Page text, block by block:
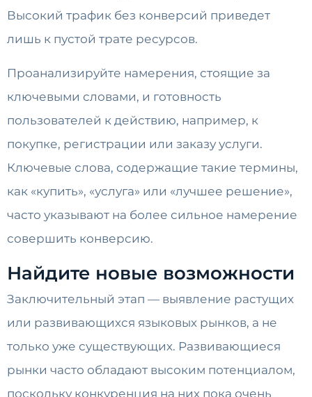
Высокий трафик без конверсий приведет
лишь к пустой трате ресурсов.
Проанализируйте намерения, стоящие за
ключевыми словами, и готовность
пользователей к действию, например, к
покупке, регистрации или заказу услуги.
Ключевые слова, содержащие такие термины,
как «купить», «услуга» или «лучшее решение»,
часто указывают на более сильное намерение
совершить конверсию.
Найдите новые возможности
Заключительный этап — выявление растущих
или развивающихся языковых рынков, а не
только уже существующих. Развивающиеся
рынки часто обладают высоким потенциалом,
поскольку конкуренция на них пока очень